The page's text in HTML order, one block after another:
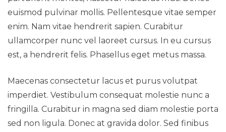
Pareceres Jurídicos
euismod pulvinar mollis. Pellentesque vitae semper
enim. Nam vitae hendrerit sapien. Curabitur
ullamcorper nunc vel laoreet cursus. In eu cursus
est, a hendrerit felis. Phasellus eget metus massa.
Maecenas consectetur lacus et purus volutpat
imperdiet. Vestibulum consequat molestie nunc a
fringilla. Curabitur in magna sed diam molestie porta
sed non ligula. Donec at gravida dolor. Sed finibus